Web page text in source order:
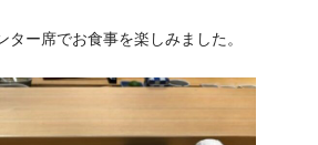
ー席でお食事を楽しみました。